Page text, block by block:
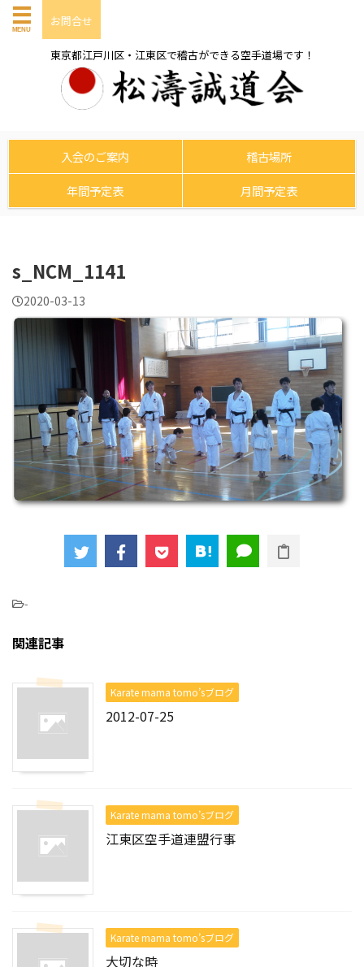
お問合せ
東京都江戸川区・江東区で稽古ができる空手道場です！
入会のご案内
稽古場所
年間予定表
月間予定表
s_NCM_1141
2020-03-13
-
関連記事
Karate mama tomo’sブログ
2012-07-25
Karate mama tomo’sブログ
江東区空手道連盟行事
Karate mama tomo’sブログ
大切な時